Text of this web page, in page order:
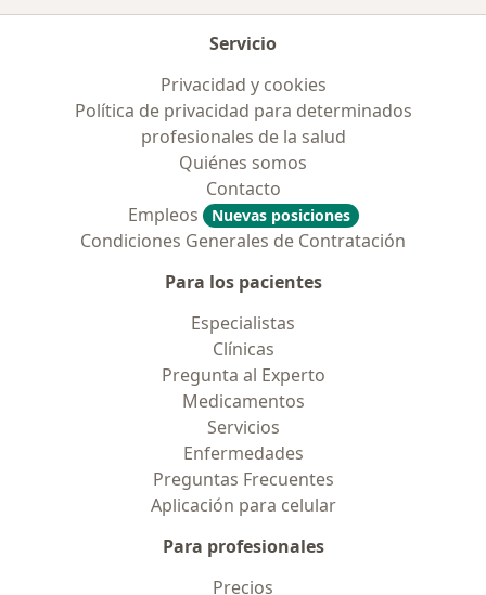
Servicio
Privacidad y cookies
Política de privacidad para determinados
profesionales de la salud
Quiénes somos
Contacto
Empleos
Nuevas posiciones
Condiciones Generales de Contratación
Para los pacientes
Especialistas
Clínicas
Pregunta al Experto
Medicamentos
Servicios
Enfermedades
Preguntas Frecuentes
Aplicación para celular
Para profesionales
Precios